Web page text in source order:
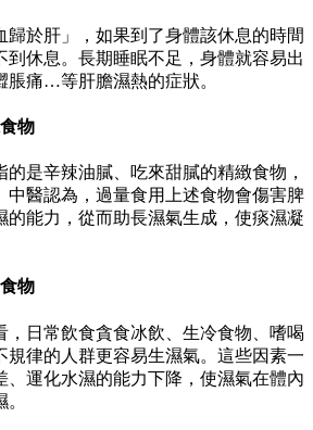
歸於肝」，如果到了身體該休息的時間
到休息。長期睡眠不足，身體就容易出
脹痛…等肝膽濕熱的症狀。
物
的是辛辣油膩、吃來甜膩的精緻食物，
中醫認為，過量食用上述食物會傷害脾
的能力，從而助長濕氣生成，使痰濕凝
物
，日常飲食貪食冰飲、生冷食物、嗜喝
規律的人群更容易生濕氣。這些因素一
、運化水濕的能力下降，使濕氣在體內